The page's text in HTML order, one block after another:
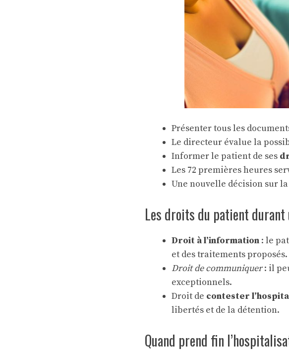
Présenter tous les
Le directeur évalue la
Informer le patient de ses
Les 72 premières heures
Une nouvelle décision sur
Les droits du patient durant
Droit à l’information : le
et des traitements proposés.
Droit de communiquer: il
exceptionnels.
Droit de contester
libertés et de la détention.
Quand prend fin